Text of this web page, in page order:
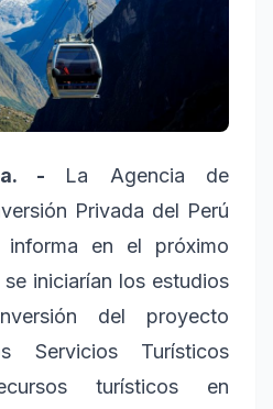
- La Agencia de
Privada del Perú
informa en el próximo
iniciarían los estudios
del proyecto
Servicios Turísticos
turísticos en